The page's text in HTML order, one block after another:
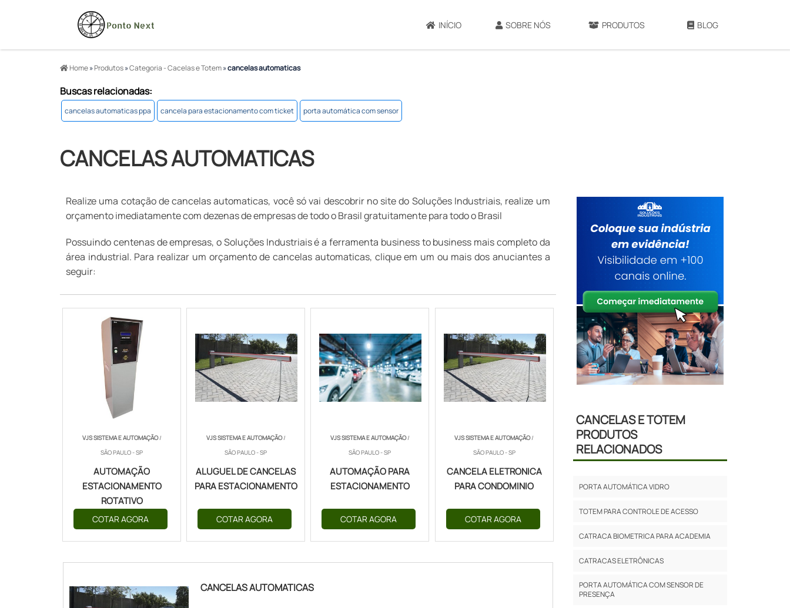
INÍCIO SOBRE NÓS PRODUTOS BLOG
Home»Produtos»Categoria - Cacelas e Totem»cancelas automaticas
Buscas relacionadas:
cancelas automaticas ppa cancela para estacionamento com ticket porta automática com sensor
CANCELAS AUTOMATICAS
Realize uma cotação de cancelas automaticas, você só vai descobrir no site do Soluções Industriais, realize um
orçamento imediatamente com dezenas de empresas de todo o Brasil gratuitamente para todo o Brasil
Possuindo centenas de empresas, o Soluções Industriais é a ferramenta business to business mais completo da
área industrial. Para realizar um orçamento de cancelas automaticas, clique em um ou mais dos anuciantes a
seguir:
VJS SISTEMA E AUTOMAÇÃO/
SÃO PAULO - SP
AUTOMAÇÃO
ESTACIONAMENTO
ROTATIVO
COTAR AGORA
VJS SISTEMA E AUTOMAÇÃO/
SÃO PAULO - SP
ALUGUEL DE CANCELAS
PARA ESTACIONAMENTO
COTAR AGORA
VJS SISTEMA E AUTOMAÇÃO/
SÃO PAULO - SP
AUTOMAÇÃO PARA
ESTACIONAMENTO
COTAR AGORA
VJS SISTEMA E AUTOMAÇÃO/
SÃO PAULO - SP
CANCELA ELETRONICA
PARA CONDOMINIO
COTAR AGORA
CANCELAS AUTOMATICAS
CANCELAS E TOTEM
PRODUTOS
RELACIONADOS
PORTA AUTOMÁTICA VIDRO
TOTEM PARA CONTROLE DE ACESSO
CATRACA BIOMETRICA PARA ACADEMIA
CATRACAS ELETRÔNICAS
PORTA AUTOMÁTICA COM SENSOR DE
PRESENÇA